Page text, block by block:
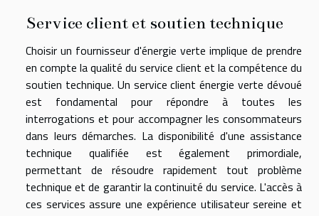
Service client et soutien technique
Choisir un fournisseur d'énergie verte implique de prendre
en compte la qualité du service client et la compétence du
soutien technique. Un service client énergie verte dévoué
est fondamental pour répondre à toutes les
interrogations et pour accompagner les consommateurs
dans leurs démarches. La disponibilité d'une assistance
technique qualifiée est également primordiale,
permettant de résoudre rapidement tout problème
technique et de garantir la continuité du service. L'accès à
ces services assure une expérience utilisateur sereine et